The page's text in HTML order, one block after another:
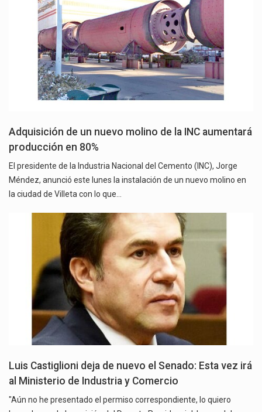
Adquisición de un nuevo molino de la INC aumentará
producción en 80%
El presidente de la Industria Nacional del Cemento (INC), Jorge
Méndez, anunció este lunes la instalación de un nuevo molino en
la ciudad de Villeta con lo que…
Luis Castiglioni deja de nuevo el Senado: Esta vez irá
al Ministerio de Industria y Comercio
"Aún no he presentado el permiso correspondiente, lo quiero